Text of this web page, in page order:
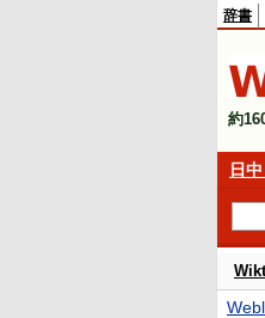
辞書
約
日